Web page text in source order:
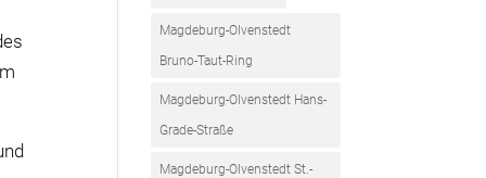
Magdeburg-Olvenstedt
Bruno-Taut-Ring
Magdeburg-Olvenstedt Hans-
Grade-Straße
Magdeburg-Olvenstedt St.-